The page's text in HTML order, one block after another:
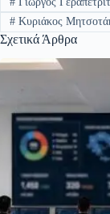
#Κυριάκος
Σχετικά Άρθρα